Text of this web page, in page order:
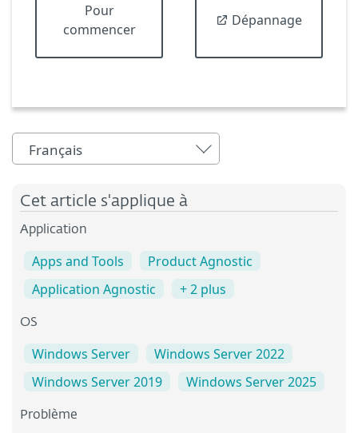
Pour
commencer
Dépannage
Français
Cet article s'applique à
Application
Apps and Tools
Product Agnostic
Application Agnostic
+ 2 plus
OS
Windows Server
Windows Server 2022
Windows Server 2019
Windows Server 2025
Problème